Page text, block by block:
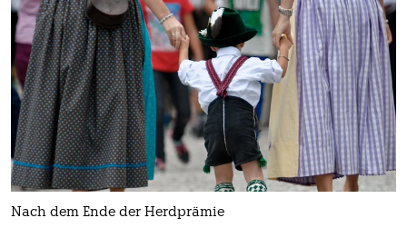
Nach dem Ende der Herdprämie